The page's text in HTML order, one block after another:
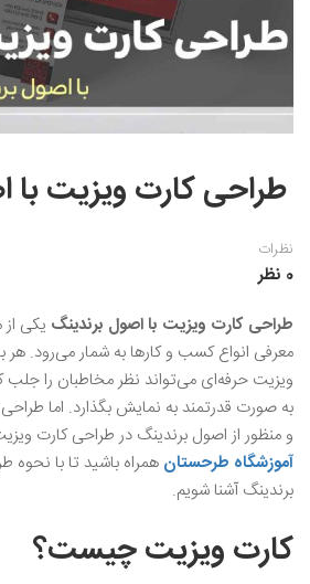
نقاشی کودک و نوجوان
طراحی سیاه قلم
نقاشی مینیاتور(نگارگری)
خط نقاشی
طراحی کارت ویزیت با
نظرات
0 نظر
طراحی کارت ویزیت با اصول برندینگ یکی
معرفی انواع کسب و کارها به شمار می‌رود. هر
ویزیت حرفه‌ای می‌تواند نظر مخاطبان را
به صورت قدرتمند به نمایش بگذارد. اما
و منظور از اصول برندینگ در طراحی کارت
آموزشگاه طرحستان همراه باشید تا با
برندینگ آشنا شویم.
کارت ویزیت چیست؟